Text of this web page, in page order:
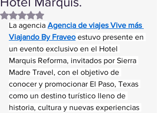
Obtuvo NaN de 5 estrellas.
La agencia Agencia de viajes Vive más
Viajando By Fraveo estuvo presente en
un evento exclusivo en el Hotel
Marquis Reforma, invitados por Sierra
Madre Travel, con el objetivo de
conocer y promocionar El Paso, Texas
como un destino turístico lleno de
historia, cultura y nuevas experiencias